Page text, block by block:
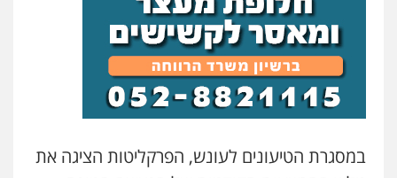
במסגרת הטיעונים לעונש, הפרקליטות הציגה את